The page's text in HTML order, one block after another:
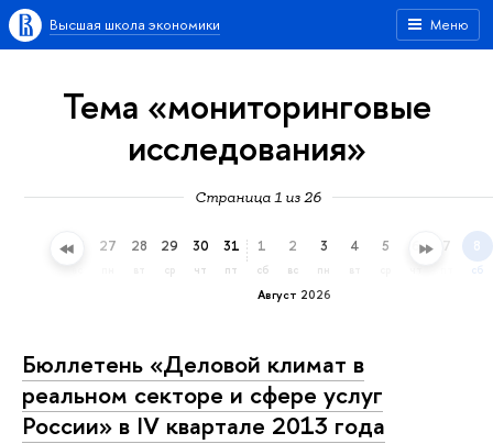
Меню
Высшая школа экономики
Тема «мониторинговые
исследования»
Страница 1 из 26
26 27 28 29
ср
30
чт
31
пт
Август 2026
1
сб
2
вс
3
пн
4 5 6 7 8
сб
Бюллетень «Деловой климат в
реальном секторе и сфере услуг
России» в IV квартале 2013 года